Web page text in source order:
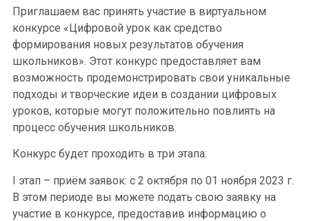
Приглашаем вас принять участие в виртуальном
конкурсе «Цифровой урок как средство
формирования новых результатов обучения
школьников». Этот конкурс предоставляет вам
возможность продемонстрировать свои уникальные
подходы и творческие идеи в создании цифровых
уроков, которые могут положительно повлиять на
процесс обучения школьников.
Конкурс будет проходить в три этапа:
I этап – приём заявок: с 2 октября по 01 ноября 2023 г.
В этом периоде вы можете подать свою заявку на
участие в конкурсе, предоставив информацию о